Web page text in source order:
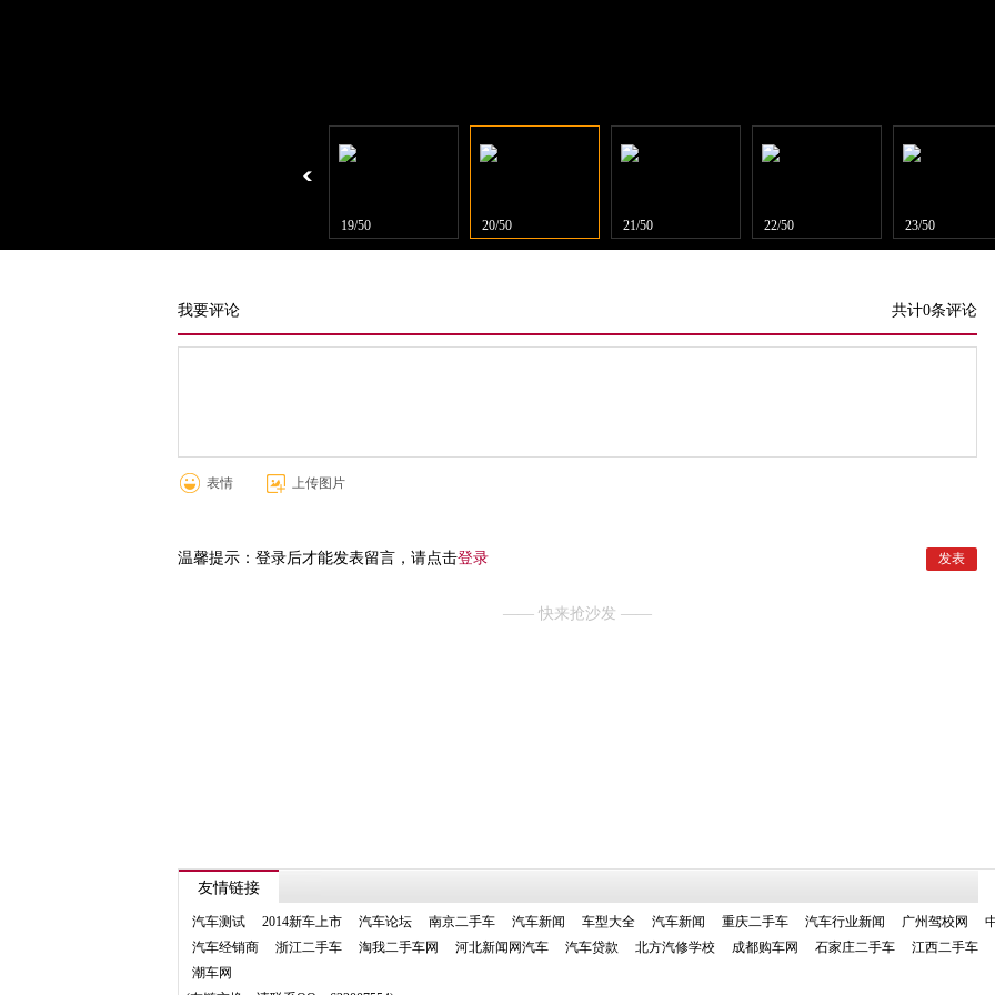
19/50 20/50 21/50 22/50 23/50
共计0条评论
我要评论
表情 上传图片
温馨提示：登录后才能发表留言，请点击登录
—— 快来抢沙发 ——
友情链接
汽车测试 2014新车上市 汽车论坛 南京二手车 汽车新闻 车型大全 汽车新闻 重庆二手车 汽车行业新闻 广州驾校网
汽车经销商
浙江二手车 淘我二手车网 河北新闻网汽车 汽车贷款 北方汽修学校 成都购车网 石家庄二手车 江西二手车
潮车网